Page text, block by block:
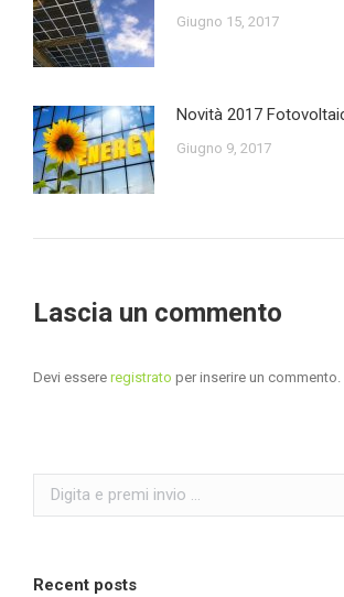
Giugno 15, 2017
Novità 2017
Giugno 9, 2017
Lascia un commento
Devi essere registrato per inserire un commento.
Search:
Recent posts